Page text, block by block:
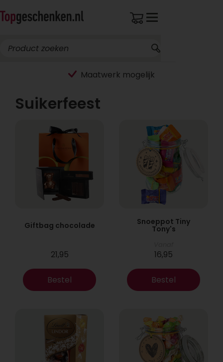
Maatwerk mogelijk
Suikerfeest
Giftbag chocolade
21,95
Bestel
Snoeppot Tiny
Tony's
16,95
Bestel